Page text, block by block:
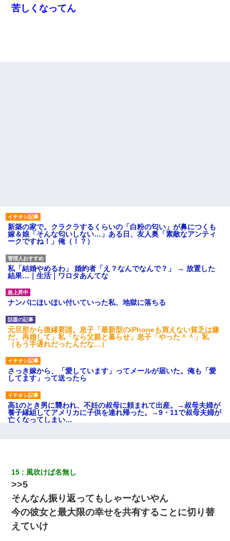
苦しくなってん
新築の家で。クラクラするくらいの「白粉の匂い」が鼻につくも
嫁＆娘「そんな匂いしない…」ある日、友人奥「素敵なアンティ
ークですね！」俺（！？）
私「結婚やめるわ」 婚約者「え？なんでなんで？」 → 放置した
結果…｜生活｜ワロタあんてな
ナンパにほいほい付いていった私、地獄に落ちる
元旦那から復縁要請。息子「最新型のiPhoneも買えない貧乏は嫌
だ、再婚して」私「なら父親と暮らせ」息子「やった＾＾」私
（もう手遅れだったんだな…）
さっき嫁から、「愛しています」ってメールが届いた。俺も「愛
してます」って送ったら
高1のとき男に襲われ、不妊の叔母に頼まれて出産。→叔母夫婦が
養子縁組してアメリカに子供を連れ帰った。→9・11で叔母夫婦が
亡くなってしまい…
【不幸な結婚式】新郎親族「ブスのくせにドレスなんか着ちゃっ
てさ～ほんと恥ずかしいわよね～（大声」新郎両親「！！！（土
下座」→ 結果・・・
何年か前に妹は離婚している。当時生まれた姪が義弟の子じゃな
15 風吹けば名無し
>>5
そんなん振り返ってもしゃーないやん
今の彼女と最大限の幸せを共有することに切り替
えていけ